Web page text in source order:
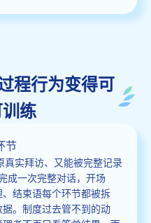
程行为变得可
练
节
实拜访、又能被完整记录
成一次完整对话，开场
结束语每个环节都被拆
。制度过去管不到的动